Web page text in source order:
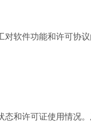
对软件功能和许可协
和许可证使用情况